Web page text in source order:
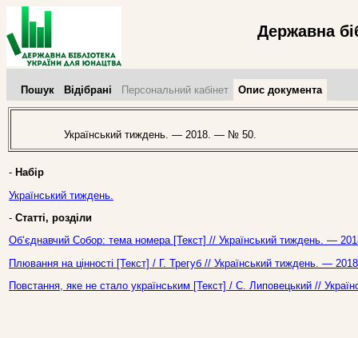
Державна
Пошук Відібрані Персональний кабінет Опис документа
Український тиждень. — 2018. — № 50.
- Набір
Український тиждень.
- Статті, розділи
Об‘єднавчий Собор: тема номера [Текст] // Український тиждень. —
Плювання на цінності [Текст] / Г. Трегуб // Український тиждень. —
Повстання, яке не стало українським [Текст] / С. Липовецький //